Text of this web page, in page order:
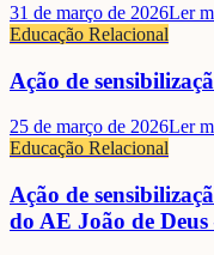
31 de março de 2026Ler
Educação Relacional
Ação de
25 de março de 2026Ler
Educação Relacional
Ação de
do AE João de